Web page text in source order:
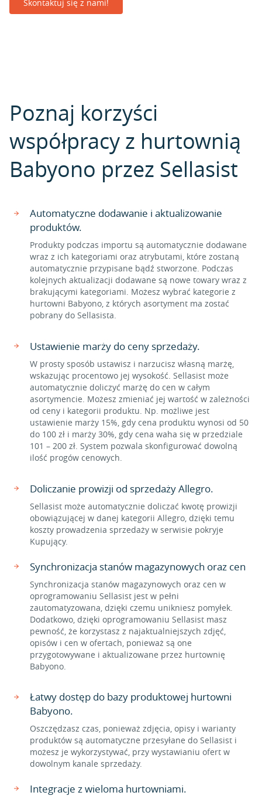
Skontaktuj się z nami!
Poznaj korzyści
współpracy z hurtownią
Babyono przez Sellasist
Automatyczne dodawanie i aktualizowanie
produktów.
Produkty podczas importu są automatycznie dodawane
wraz z ich kategoriami oraz atrybutami, które zostaną
automatycznie przypisane bądź stworzone. Podczas
kolejnych aktualizacji dodawane są nowe towary wraz z
brakującymi kategoriami. Możesz wybrać kategorie z
hurtowni Babyono, z których asortyment ma zostać
pobrany do Sellasista.
Ustawienie marży do ceny sprzedaży.
W prosty sposób ustawisz i narzucisz własną marżę,
wskazując procentowo jej wysokość. Sellasist może
automatycznie doliczyć marżę do cen w całym
asortymencie. Możesz zmieniać jej wartość w zależności
od ceny i kategorii produktu. Np. możliwe jest
ustawienie marży 15%, gdy cena produktu wynosi od 50
do 100 zł i marży 30%, gdy cena waha się w przedziale
101 – 200 zł. System pozwala skonfigurować dowolną
ilość progów cenowych.
Doliczanie prowizji od sprzedaży Allegro.
Sellasist może automatycznie doliczać kwotę prowizji
obowiązującej w danej kategorii Allegro, dzięki temu
koszty prowadzenia sprzedaży w serwisie pokryje
Kupujący.
Synchronizacja stanów magazynowych oraz cen
Synchronizacja stanów magazynowych oraz cen w
oprogramowaniu Sellasist jest w pełni
zautomatyzowana, dzięki czemu unikniesz pomyłek.
Dodatkowo, dzięki oprogramowaniu Sellasist masz
pewność, że korzystasz z najaktualniejszych zdjęć,
opisów i cen w ofertach, ponieważ są one
przygotowywane i aktualizowane przez hurtownię
Babyono.
Łatwy dostęp do bazy produktowej hurtowni
Babyono.
Oszczędzasz czas, ponieważ zdjęcia, opisy i warianty
produktów są automatyczne przesyłane do Sellasist i
możesz je wykorzystywać, przy wystawianiu ofert w
dowolnym kanale sprzedaży.
Integracje z wieloma hurtowniami.